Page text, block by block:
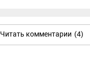
Читать комментарии (4)